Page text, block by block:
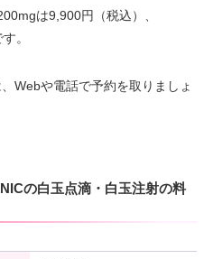
は9,900円（税込）、
。
Webや電話で予約を取りましょ
の白玉点滴・白玉注射の料